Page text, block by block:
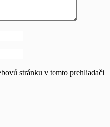
stránku v tomto prehliadači